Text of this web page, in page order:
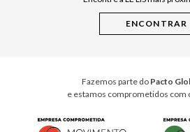
Fazemos parte do Pacto
e estamos comprometidos com